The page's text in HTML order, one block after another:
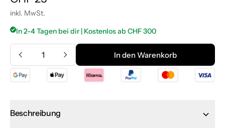
inkl. MwSt.
In 2-4 Tagen bei dir | Kostenlos ab CHF 300
Menge
In den Warenkorb
In den Warenkorb
Beschreibung